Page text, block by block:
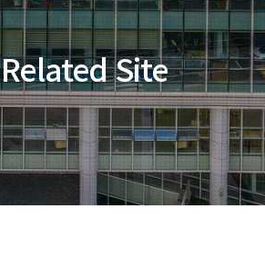
Related Site